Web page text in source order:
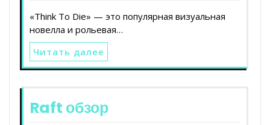
«Think To Die» — это популярная визуальная
новелла и рольевая…
Читать далее
Raft обзор